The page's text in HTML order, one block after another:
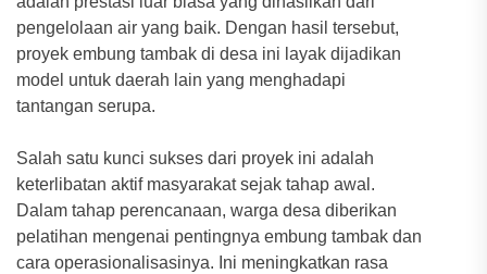
pengelolaan air yang baik. Dengan hasil tersebut,
proyek embung tambak di desa ini layak dijadikan
model untuk daerah lain yang menghadapi
tantangan serupa.
Salah satu kunci sukses dari proyek ini adalah
keterlibatan aktif masyarakat sejak tahap awal.
Dalam tahap perencanaan, warga desa diberikan
pelatihan mengenai pentingnya embung tambak dan
cara operasionalisasinya. Ini meningkatkan rasa